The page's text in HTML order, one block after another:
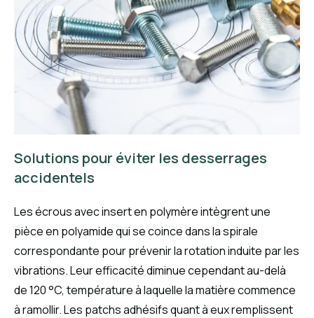
Solutions pour éviter les desserrages
accidentels
Les écrous avec insert en polymère intègrent une
pièce en polyamide qui se coince dans la spirale
correspondante pour prévenir la rotation induite par les
vibrations. Leur efficacité diminue cependant au-delà
de 120 °C, température à laquelle la matière commence
à ramollir. Les patchs adhésifs quant à eux remplissent